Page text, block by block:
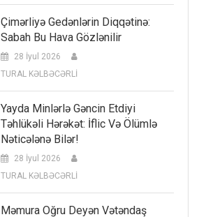
Çimərliyə Gedənlərin Diqqətinə:
Sabah Bu Hava Gözlənilir
28 İyul 2026
TURAL KƏLBƏCƏRLİ
Yayda Minlərlə Gəncin Etdiyi
Təhlükəli Hərəkət: İflic Və Ölümlə
Nəticələnə Bilər!
28 İyul 2026
TURAL KƏLBƏCƏRLİ
Məmura Oğru Deyən Vətəndaş